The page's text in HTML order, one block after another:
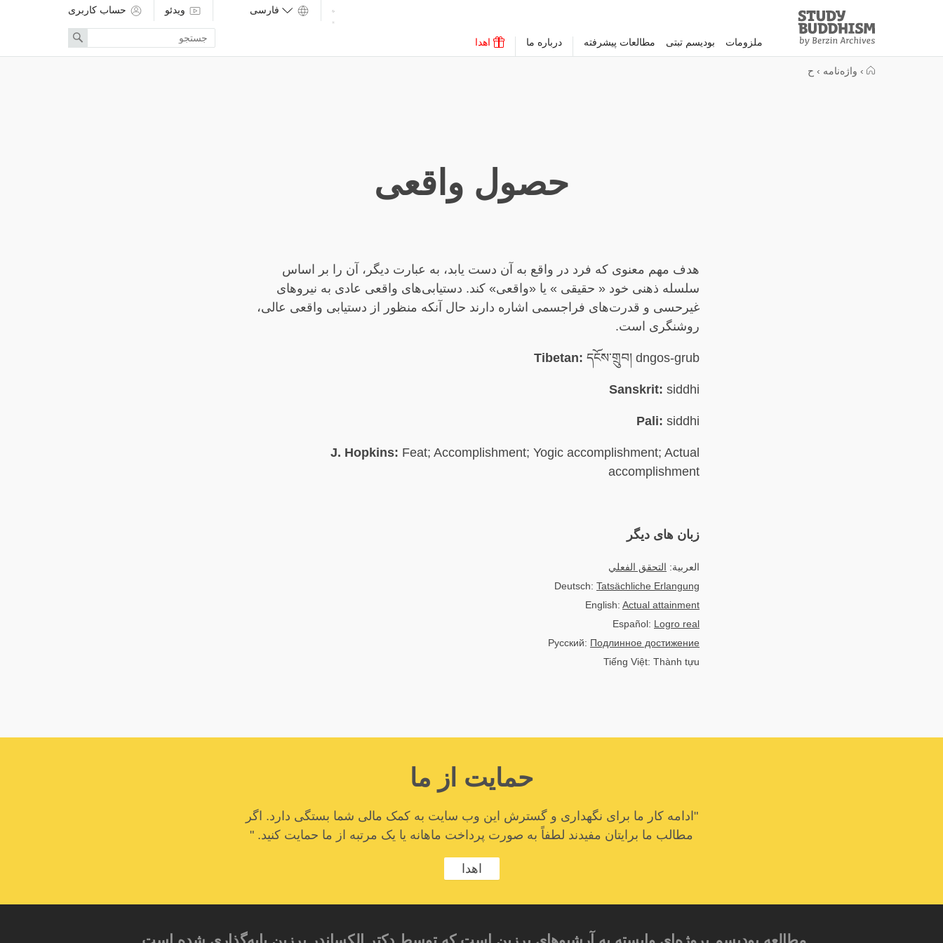
Study
Buddhism
Home
ملزومات بودیسم تبتی مطالعات پیشرفته درباره ما اهدا
ویدئو حساب کاربری
search
term
Search
› واژه‌نامه › ح
حصول واقعی
هدف مهم معنوی که فرد در واقع به آن دست یابد، به عبارت دیگر، آن را بر اساس
سلسله ذهنی خود « حقیقی » یا «واقعی» کند. دستیابی‌های واقعی عادی به نیروهای
غیرحسی و قدرت‌های فراجسمی اشاره دارند حال آنکه منظور از دستیابی واقعی عالی،
روشنگری است.
Tibetan: དངོས་གྲུབ། dngos-grub
Sanskrit: siddhi
Pali: siddhi
J. Hopkins: Feat; Accomplishment; Yogic accomplishment; Actual
accomplishment
زبان های دیگر
العربية: التحقق الفعلي
Deutsch: Tatsächliche Erlangung
English: Actual attainment
Español: Logro real
Русский: Подлинное достижение
Tiếng Việt: Thành tựu
حمایت از ما
"ادامه کار ما برای نگهداری و گسترش این وب سایت به کمک مالی شما بستگی دارد. اگر
مطالب ما برایتان مفیدند لطفاً به صورت پرداخت ماهانه یا یک مرتبه از ما حمایت کنید. "
اهدا
مطالعه بودیسم پروژه‌ای وابسته به آرشیوهای برزین است که توسط دکتر الکساندر برزین پایه‌گذاری شده است.